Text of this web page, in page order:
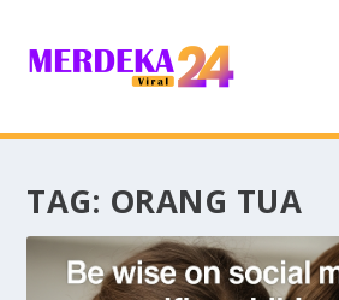
TAG: ORANG TUA